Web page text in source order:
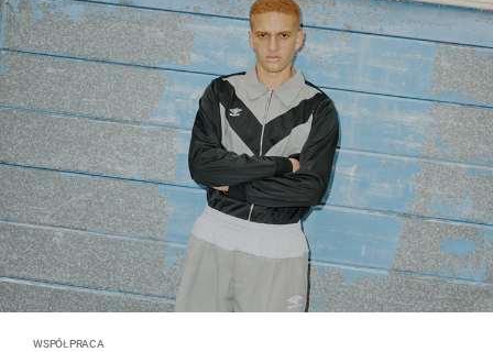
WSPÓŁPRACA